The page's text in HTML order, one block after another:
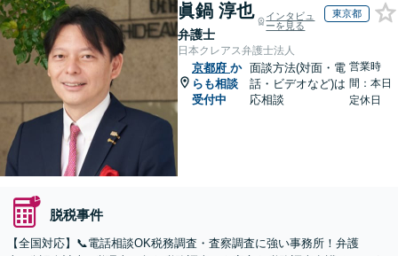
眞鍋 淳也
弁護士
インタビュ
ーを見る
東京都
日本クレアス弁護士法人
京都府 か
らも相談
受付中
面談方法(対面・電
話・ビデオなど)は
応相談
営業時
間：本日
定休日
脱税事件
【全国対応】📞電話相談OK税務調査・査察調査に強い事務所！弁護